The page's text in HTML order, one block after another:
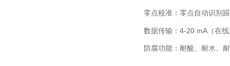
零点校准：零点自动识别
数据传输： 4-20 mA （在
防腐功能：耐酸、耐水、